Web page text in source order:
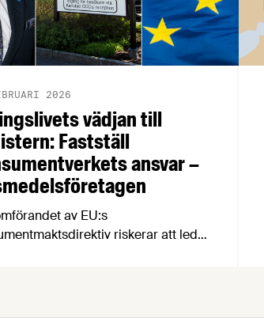
vädjan till
Fastställ
ansvar –
2026
av EU:s
riskerar att leda